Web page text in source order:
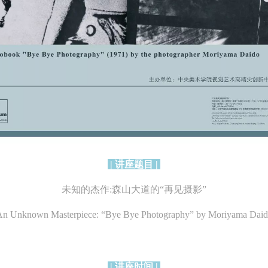
| 讲座题目 |
未知的杰作:森山大道的“再见摄影”
Unknown Masterpiece: “Bye Bye Photography” by Moriyama